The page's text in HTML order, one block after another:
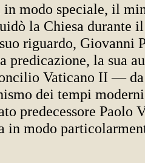
in modo speciale, il
la Chiesa durante
riguardo, Giovanni
predicazione, la sua
Vaticano II —
dei tempi
predecessore Paolo
in modo